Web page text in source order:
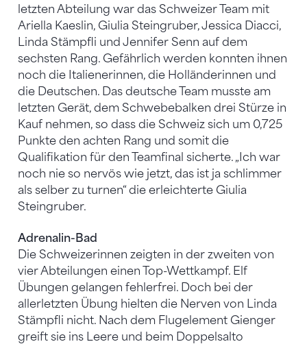
letzten Abteilung war das Schweizer Team mit
Ariella Kaeslin, Giulia Steingruber, Jessica Diacci,
Linda Stämpfli und Jennifer Senn auf dem
sechsten Rang. Gefährlich werden konnten ihnen
noch die Italienerinnen, die Holländerinnen und
die Deutschen. Das deutsche Team musste am
letzten Gerät, dem Schwebebalken drei Stürze in
Kauf nehmen, so dass die Schweiz sich um 0,725
Punkte den achten Rang und somit die
Qualifikation für den Teamfinal sicherte. „Ich war
noch nie so nervös wie jetzt, das ist ja schlimmer
als selber zu turnen“ die erleichterte Giulia
Steingruber.
Adrenalin-Bad
Die Schweizerinnen zeigten in der zweiten von
vier Abteilungen einen Top-Wettkampf. Elf
Übungen gelangen fehlerfrei. Doch bei der
allerletzten Übung hielten die Nerven von Linda
Stämpfli nicht. Nach dem Flugelement Gienger
greift sie ins Leere und beim Doppelsalto